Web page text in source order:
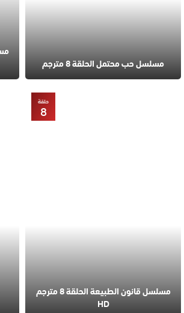
مسلسل حب محتمل الحلقة 8 مترجم
مسلسل قانون الطبيعة الحلقة 8 مترجم
HD
حلقة
8